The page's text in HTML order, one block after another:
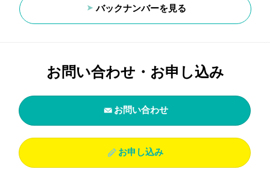
バックナンバーを見る
お問い合わせ・お申し込み
お問い合わせ
お申し込み